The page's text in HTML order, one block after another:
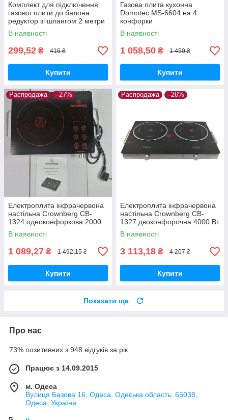
Комплект для підключення
газової плити до балона
редуктор зі шлангом 2 метри
і хомутами
В наявності
299,52 ₴ 416 ₴
Купити
Газова плита кухонна
Domotec MS-6604 на 4
конфорки
В наявності
1 058,50 ₴ 1 450 ₴
Купити
Распродажа –27%
Електроплита інфрачервона
настільна Crownberg CB-
1324 одноконфоркова 2000
Вт
В наявності
1 089,27 ₴ 1 492,15 ₴
Купити
Распродажа –26%
Електроплита інфрачервона
настільна Crownberg CB-
1327 двоконфорочна 4000 Вт
В наявності
3 113,18 ₴ 4 207 ₴
Купити
Показати ще
Про нас
73% позитивних з 948 відгуків за рік
Працює з 14.09.2015
м. Одеса
Вулиця Базова 16, Одеса, Одеська область, 65038,
Одеса, Україна